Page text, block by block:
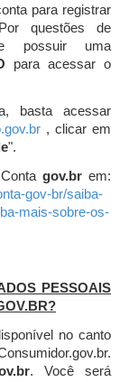
para registrar
questões de
possuir uma
para acessar o
basta acessar
, clicar em
".
gov.brem:
gov-br/saiba-
mais-sobre-os-
PESSOAIS
no canto
. Você será